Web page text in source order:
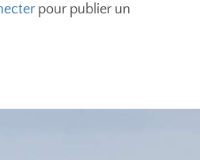
pour publier un